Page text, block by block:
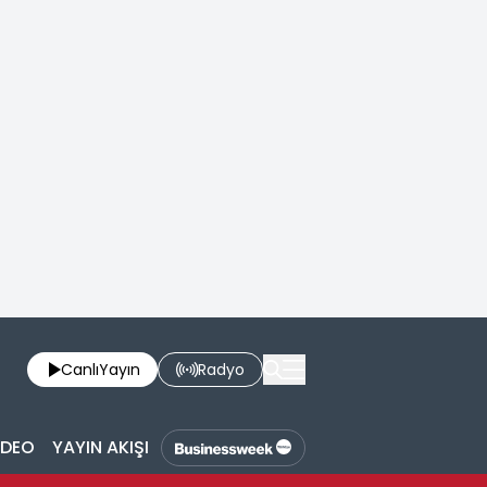
CanlıYayın Radyo
YAYIN AKIŞI